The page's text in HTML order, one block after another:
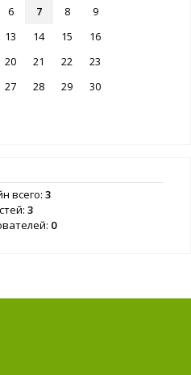
6 7 8
9
13 14 15
16
20 21 22
23
27 28 29
30
всего: 3
3
0